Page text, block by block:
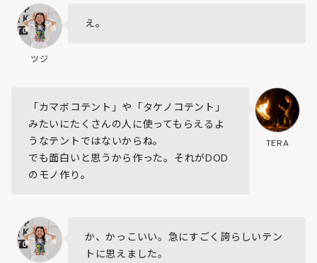
ツジ
え。
TERA
「カマボコテント」や「タケノコテント」
みたいにたくさんの人に使ってもらえるよ
うなテントではないからね。
でも面白いと思うから作った。それがDOD
のモノ作り。
か、かっこいい。急にすごく誇らしいテン
トに思えました。